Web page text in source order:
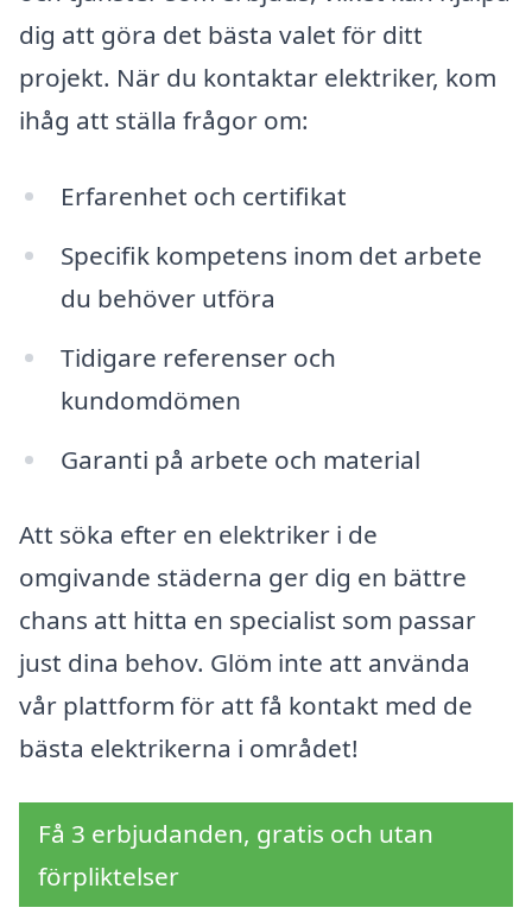
dig att göra det bästa valet för ditt
projekt. När du kontaktar elektriker, kom
ihåg att ställa frågor om:
Erfarenhet och certifikat
Specifik kompetens inom det arbete
du behöver utföra
Tidigare referenser och
kundomdömen
Garanti på arbete och material
Att söka efter en elektriker i de
omgivande städerna ger dig en bättre
chans att hitta en specialist som passar
just dina behov. Glöm inte att använda
vår plattform för att få kontakt med de
bästa elektrikerna i området!
Få 3 erbjudanden, gratis och utan
förpliktelser